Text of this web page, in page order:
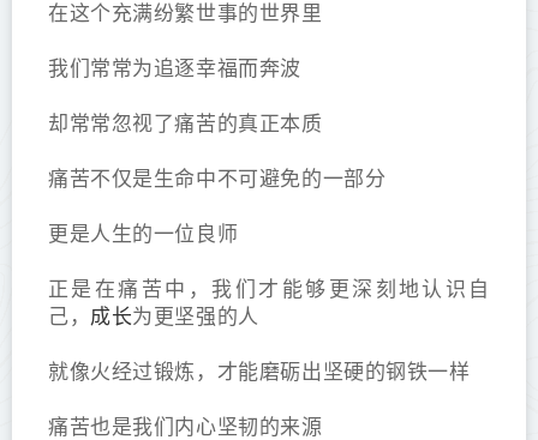
在这个充满纷繁世事的世界里
我们常常为追逐幸福而奔波
却常常忽视了痛苦的真正本质
痛苦不仅是生命中不可避免的一部分
更是人生的一位良师
正是在痛苦中，我们才能够更深刻地认识自
己， 成长为更坚强的人
就像火经过锻炼，才能磨砺出坚硬的钢铁一样
痛苦也是我们内心坚韧的来源